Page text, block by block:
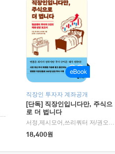
알에이치코리아(RHK)
직장인 투자자 계좌공개
[단독] 직장인입니다만, 주식으
로 더 법니다
서정,제시모어,쓰리쿼터 저/권오태,시그널리포트 편
18,400원